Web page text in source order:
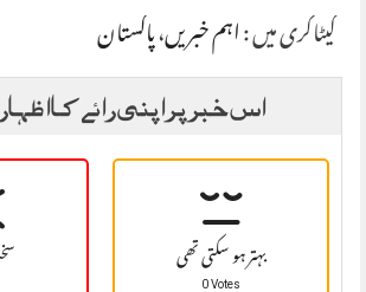
کیٹاگری میں :اہم خبریں،پاکستان
اس خبر پر اپنی رائے کا
بہتر ہو سکتی تھی
0 Votes